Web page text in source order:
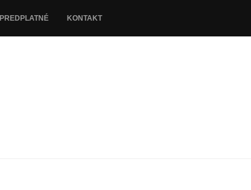
PREDPLATNÉ KONTAKT